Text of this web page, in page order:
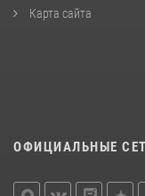
Карта сайта
ОФИЦИАЛЬНЫЕ